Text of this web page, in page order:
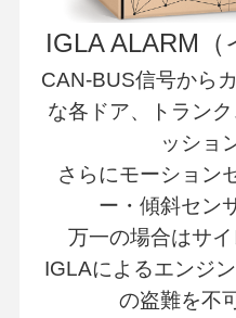
IGLA ALARM（
CAN-BUS信号から
な各ドア、トラン
ッショ
さらにモーション
ー・傾斜セン
万一の場合はサイ
IGLAによるエンジ
の盗難を不